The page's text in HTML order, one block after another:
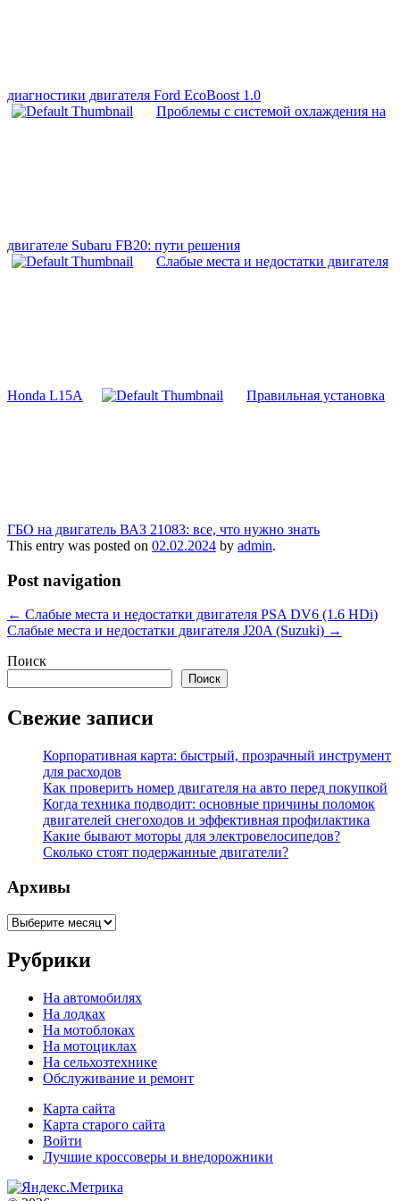
диагностики двигателя Ford EcoBoost 1.0
Проблемы с системой охлаждения на
двигателе Subaru FB20: пути решения
Слабые места и недостатки двигателя
Honda L15A Правильная установка
ГБО на двигатель ВАЗ 21083: все, что нужно знать
This entry was posted on 02.02.2024 by admin.
Post navigation
← Слабые места и недостатки двигателя PSA DV6 (1.6 HDi)
Слабые места и недостатки двигателя J20A (Suzuki) →
Поиск
Поиск
Свежие записи
Корпоративная карта: быстрый, прозрачный инструмент
для расходов
Как проверить номер двигателя на авто перед покупкой
Когда техника подводит: основные причины поломок
двигателей снегоходов и эффективная профилактика
Какие бывают моторы для электровелосипедов?
Сколько стоят подержанные двигатели?
Архивы
Архивы
Рубрики
На автомобилях
На лодках
На мотоблоках
На мотоциклах
На сельхозтехнике
Обслуживание и ремонт
Карта сайта
Карта старого сайта
Войти
Лучшие кроссоверы и внедорожники